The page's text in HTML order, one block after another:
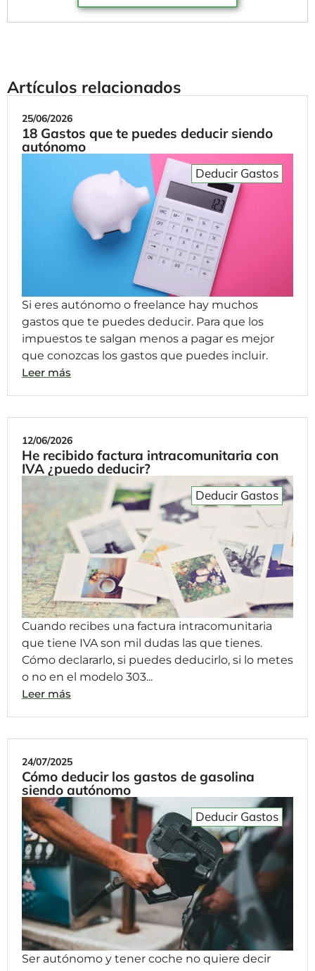
Artículos relacionados
25/06/2026
18 Gastos que te puedes deducir siendo
autónomo
Si eres autónomo o freelance hay muchos
gastos que te puedes deducir. Para que los
impuestos te salgan menos a pagar es mejor
que conozcas los gastos que puedes incluir.
Leer más
Deducir Gastos
12/06/2026
He recibido factura intracomunitaria con
IVA ¿puedo deducir?
Cuando recibes una factura intracomunitaria
que tiene IVA son mil dudas las que tienes.
Cómo declararlo, si puedes deducirlo, si lo metes
o no en el modelo 303...
Leer más
Deducir Gastos
24/07/2025
Cómo deducir los gastos de gasolina
siendo autónomo
Ser autónomo y tener coche no quiere decir
Deducir Gastos